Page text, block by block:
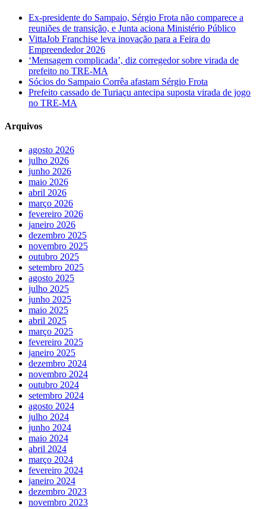
Ex-presidente do Sampaio, Sérgio Frota não comparece a
reuniões de transição, e Junta aciona Ministério Público
VittaJob Franchise leva inovação para a Feira do
Empreendedor 2026
‘Mensagem complicada’, diz corregedor sobre virada de
prefeito no TRE-MA
Sócios do Sampaio Corrêa afastam Sérgio Frota
Prefeito cassado de Turiaçu antecipa suposta virada de jogo
no TRE-MA
Arquivos
agosto 2026
julho 2026
junho 2026
maio 2026
abril 2026
março 2026
fevereiro 2026
janeiro 2026
dezembro 2025
novembro 2025
outubro 2025
setembro 2025
agosto 2025
julho 2025
junho 2025
maio 2025
abril 2025
março 2025
fevereiro 2025
janeiro 2025
dezembro 2024
novembro 2024
outubro 2024
setembro 2024
agosto 2024
julho 2024
junho 2024
maio 2024
abril 2024
março 2024
fevereiro 2024
janeiro 2024
dezembro 2023
novembro 2023